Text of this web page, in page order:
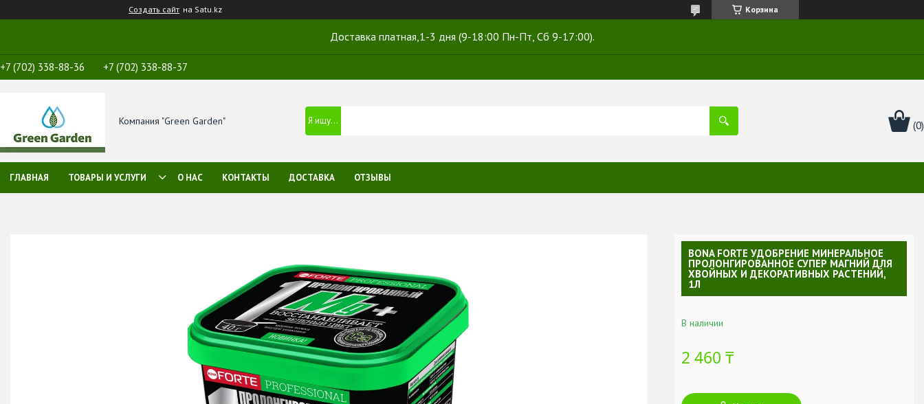
Создать сайт на Satu.kz Корзина
Доставка платная,1-3 дня (9-18:00 Пн-Пт, Сб 9-17:00).
+7 (702) 338-88-36 +7 (702) 338-88-37
Компания "Green Garden"
ГЛАВНАЯ ТОВАРЫ И УСЛУГИ О НАС КОНТАКТЫ ДОСТАВКА ОТЗЫВЫ
BONA FORTE УДОБРЕНИЕ МИНЕРАЛЬНОЕ
ПРОЛОНГИРОВАННОЕ СУПЕР МАГНИЙ ДЛЯ
ХВОЙНЫХ И ДЕКОРАТИВНЫХ РАСТЕНИЙ,
1Л
В наличии
2 460 ₸